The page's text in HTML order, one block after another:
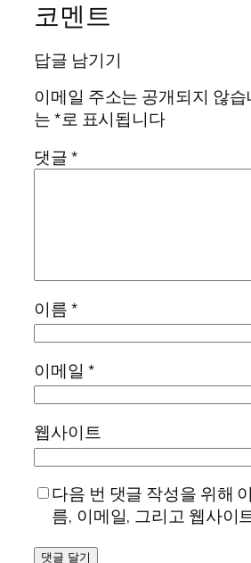
코멘트
답글 남기기
이메일 주소는 공개되지 않습
는*로 표시됩니다
댓글*
이름*
이메일 *
웹사이트
다음 번 댓글 작성을 위해
름, 이메일, 그리고 웹사이